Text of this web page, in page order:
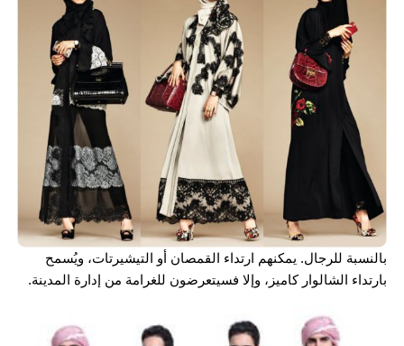
بالنسبة للرجال. يمكنهم ارتداء القمصان أو التيشيرتات، ويُسمح
بارتداء الشالوار كاميز، وإلا فسيتعرضون للغرامة من إدارة المدينة.